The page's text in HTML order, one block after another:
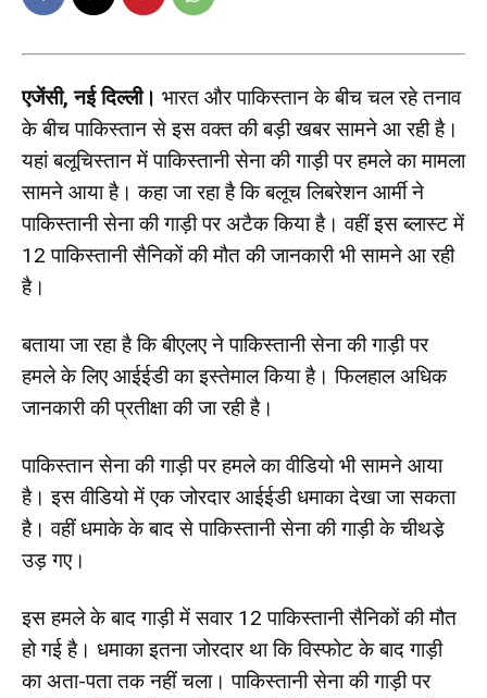
एजेंसी, नई दिल्ली। भारत और पाकिस्तान के बीच चल रहे तनाव
के बीच पाकिस्तान से इस वक्त की बड़ी खबर सामने आ रही है।
यहां बलूचिस्तान में पाकिस्तानी सेना की गाड़ी पर हमले का मामला
सामने आया है। कहा जा रहा है कि बलूच लिबरेशन आर्मी ने
पाकिस्तानी सेना की गाड़ी पर अटैक किया है। वहीं इस ब्लास्ट में
12 पाकिस्तानी सैनिकों की मौत की जानकारी भी सामने आ रही
है।
बताया जा रहा है कि बीएलए ने पाकिस्तानी सेना की गाड़ी पर
हमले के लिए आईईडी का इस्तेमाल किया है। फिलहाल अधिक
जानकारी की प्रतीक्षा की जा रही है।
पाकिस्तान सेना की गाड़ी पर हमले का वीडियो भी सामने आया
है। इस वीडियो में एक जोरदार आईईडी धमाका देखा जा सकता
है। वहीं धमाके के बाद से पाकिस्तानी सेना की गाड़ी के चीथडे़
उड़ गए।
इस हमले के बाद गाड़ी में सवार 12 पाकिस्तानी सैनिकों की मौत
हो गई है। धमाका इतना जोरदार था कि विस्फोट के बाद गाड़ी
का अता-पता तक नहीं चला। पाकिस्तानी सेना की गाड़ी पर